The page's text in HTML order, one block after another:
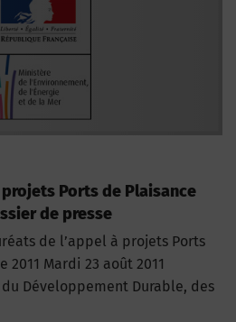
Ports de Plaisance
de presse
de l’appel à projets Ports
Mardi 23 août 2011
Développement Durable, des